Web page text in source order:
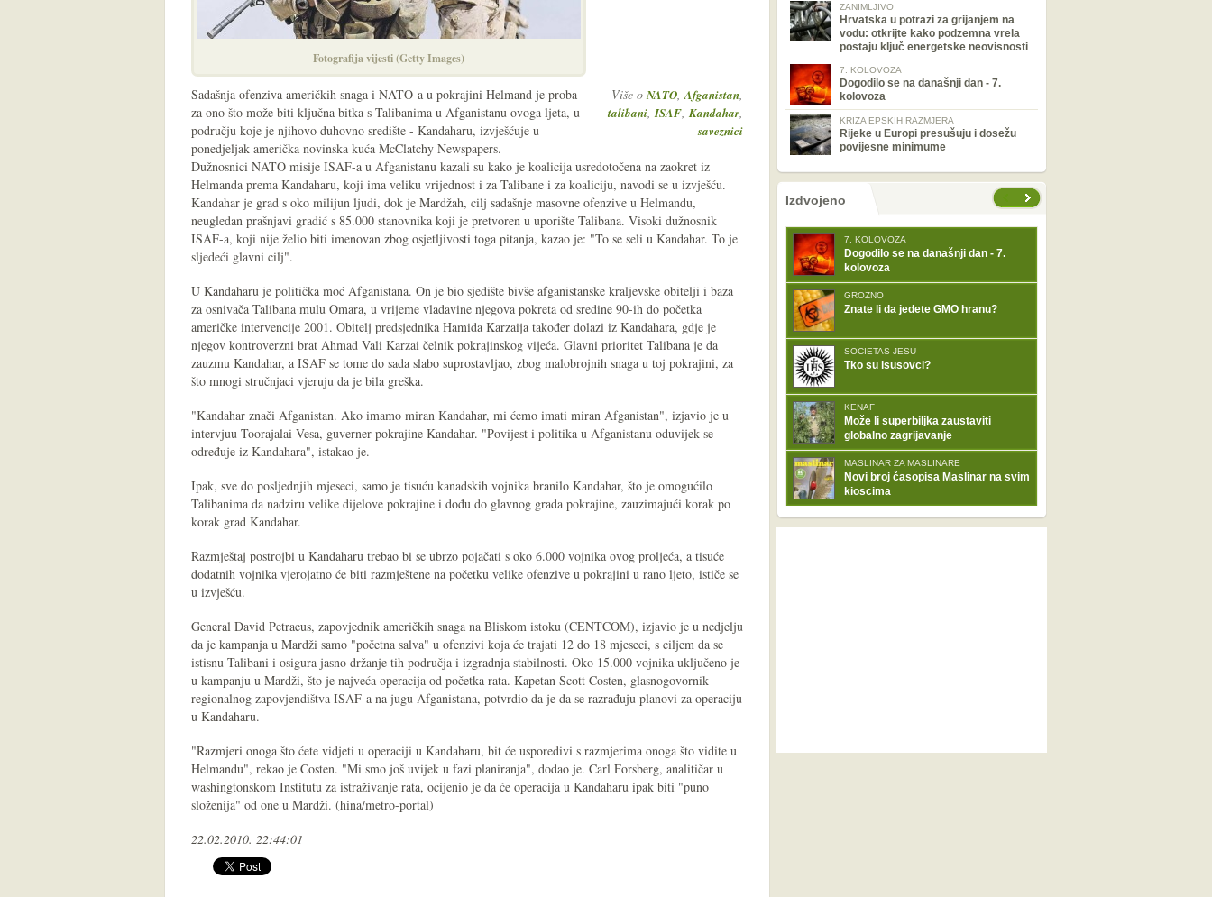
Fotografija vijesti (Getty Images)
Više oNATO,Afganistan,
talibani,ISAF,Kandahar,
saveznici
Sadašnja ofenziva američkih snaga i NATO-a u pokrajini Helmand je proba
za ono što može biti ključna bitka s Talibanima u Afganistanu ovoga ljeta, u
području koje je njihovo duhovno središte - Kandaharu, izvješćuje u
ponedjeljak američka novinska kuća McClatchy Newspapers.
Dužnosnici NATO misije ISAF-a u Afganistanu kazali su kako je koalicija usredotočena na zaokret iz
Helmanda prema Kandaharu, koji ima veliku vrijednost i za Talibane i za koaliciju, navodi se u izvješću.
Kandahar je grad s oko milijun ljudi, dok je Mardžah, cilj sadašnje masovne ofenzive u Helmandu,
neugledan prašnjavi gradić s 85.000 stanovnika koji je pretvoren u uporište Talibana. Visoki dužnosnik
ISAF-a, koji nije želio biti imenovan zbog osjetljivosti toga pitanja, kazao je: "To se seli u Kandahar. To je
sljedeći glavni cilj".
U Kandaharu je politička moć Afganistana. On je bio sjedište bivše afganistanske kraljevske obitelji i baza
za osnivača Talibana mulu Omara, u vrijeme vladavine njegova pokreta od sredine 90-ih do početka
američke intervencije 2001. Obitelj predsjednika Hamida Karzaija također dolazi iz Kandahara, gdje je
njegov kontroverzni brat Ahmad Vali Karzai čelnik pokrajinskog vijeća. Glavni prioritet Talibana je da
zauzmu Kandahar, a ISAF se tome do sada slabo suprostavljao, zbog malobrojnih snaga u toj pokrajini, za
što mnogi stručnjaci vjeruju da je bila greška.
"Kandahar znači Afganistan. Ako imamo miran Kandahar, mi ćemo imati miran Afganistan", izjavio je u
intervjuu Toorajalai Vesa, guverner pokrajine Kandahar. "Povijest i politika u Afganistanu oduvijek se
određuje iz Kandahara", istakao je.
Ipak, sve do posljednjih mjeseci, samo je tisuću kanadskih vojnika branilo Kandahar, što je omogućilo
Talibanima da nadziru velike dijelove pokrajine i dođu do glavnog grada pokrajine, zauzimajući korak po
korak grad Kandahar.
Razmještaj postrojbi u Kandaharu trebao bi se ubrzo pojačati s oko 6.000 vojnika ovog proljeća, a tisuće
dodatnih vojnika vjerojatno će biti razmještene na početku velike ofenzive u pokrajini u rano ljeto, ističe se
u izvješću.
General David Petraeus, zapovjednik američkih snaga na Bliskom istoku (CENTCOM), izjavio je u nedjelju
da je kampanja u Mardži samo "početna salva" u ofenzivi koja će trajati 12 do 18 mjeseci, s ciljem da se
istisnu Talibani i osigura jasno držanje tih područja i izgradnja stabilnosti. Oko 15.000 vojnika uključeno je
u kampanju u Mardži, što je najveća operacija od početka rata. Kapetan Scott Costen, glasnogovornik
regionalnog zapovjendištva ISAF-a na jugu Afganistana, potvrdio da je da se razrađuju planovi za operaciju
u Kandaharu.
"Razmjeri onoga što ćete vidjeti u operaciji u Kandaharu, bit će usporedivi s razmjerima onoga što vidite u
Helmandu", rekao je Costen. "Mi smo još uvijek u fazi planiranja", dodao je. Carl Forsberg, analitičar u
washingtonskom Institutu za istraživanje rata, ocijenio je da će operacija u Kandaharu ipak biti "puno
složenija" od one u Mardži. (hina/metro-portal)
22.02.2010. 22:44:01
ZANIMLJIVO
Hrvatska u potrazi za grijanjem na
vodu: otkrijte kako podzemna vrela
postaju ključ energetske neovisnosti
7. KOLOVOZA
Dogodilo se na današnji dan - 7.
kolovoza
KRIZA EPSKIH RAZMJERA
Rijeke u Europi presušuju i dosežu
povijesne minimume
nema prethodne stranice
sljedećeIzdvojeno
7. KOLOVOZA
Dogodilo se na današnji dan - 7.
kolovoza
GROZNO
Znate li da jedete GMO hranu?
SOCIETAS JESU
Tko su isusovci?
KENAF
Može li superbiljka zaustaviti
globalno zagrijavanje
MASLINAR ZA MASLINARE
Novi broj časopisa Maslinar na svim
kioscima